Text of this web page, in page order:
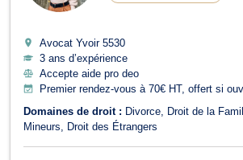
Avocat Yvoir 5530
3 ans d’expérience
Accepte aide pro deo
Premier rendez-vous à 70€ HT, offert si
Domaines de droit : Divorce Droit de la
Mineurs
Droit des Étrangers